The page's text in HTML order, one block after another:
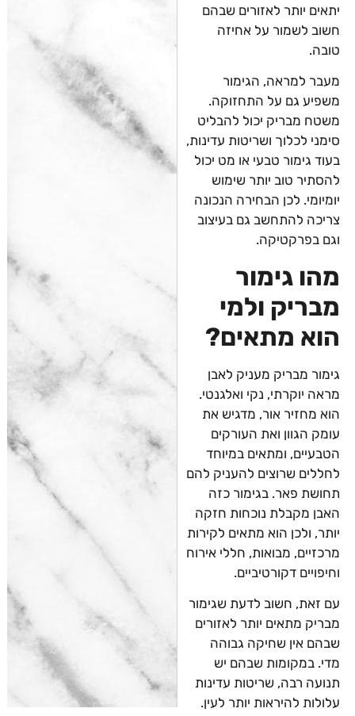
יתאים יותר לאזורים שבהם
חשוב לשמור על אחיזה
טובה.
מעבר למראה, הגימור
משפיע גם על התחזוקה.
משטח מבריק יכול להבליט
סימני לכלוך ושריטות עדינות,
בעוד גימור טבעי או מט יכול
להסתיר טוב יותר שימוש
יומיומי. לכן הבחירה הנכונה
צריכה להתחשב גם בעיצוב
וגם בפרקטיקה.
מהו גימור
מבריק ולמי
הוא מתאים?
גימור מבריק מעניק לאבן
מראה יוקרתי, נקי ואלגנטי.
הוא מחזיר אור, מדגיש את
עומק הגוון ואת העורקים
הטבעיים, ומתאים במיוחד
לחללים שרוצים להעניק להם
תחושת פאר. בגימור כזה
האבן מקבלת נוכחות חזקה
יותר, ולכן הוא מתאים לקירות
מרכזיים, מבואות, חללי אירוח
וחיפויים דקורטיביים.
עם זאת, חשוב לדעת שגימור
מבריק מתאים יותר לאזורים
שבהם אין שחיקה גבוהה
מדי. במקומות שבהם יש
תנועה רבה, שריטות עדינות
עלולות להיראות יותר לעין.